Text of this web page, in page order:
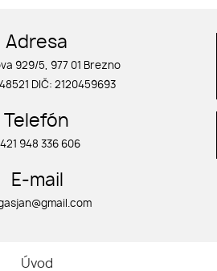
Adresa
929/5, 977 01 Brezno
DIČ: 2120459693
Telefón
948 336 606
E-mail
Úvod